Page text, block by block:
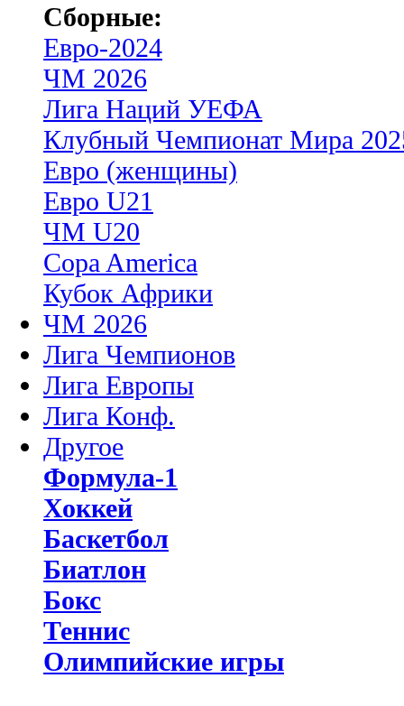
Сборные:
Евро-2024
ЧМ 2026
Лига Наций УЕФА
Клубный Чемпионат Мира
Евро (женщины)
Евро U21
ЧМ U20
Copa America
Кубок Африки
ЧМ 2026
Лига Чемпионов
Лига Европы
Лига Конф.
Другое
Формула-1
Хоккей
Баскетбол
Биатлон
Бокс
Теннис
Олимпийские игры